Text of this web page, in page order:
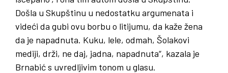
Došla u Skupštinu u nedostatku argumenata i
videći da gubi ovu borbu o litijumu, da kaže žena
da je napadnuta. Kuku, lele, odmah, Šolakovi
mediji, drži, ne daj, jadna, napadnuta“, kazala je
Brnabić s uvredljivim tonom u glasu.